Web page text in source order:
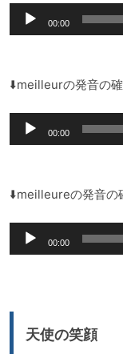
声
レ
ー
00:00
⬇️meilleurの発音の
声
レ
ー
00:00
⬇️meilleureの発音の
声
00:00
天使の笑顔